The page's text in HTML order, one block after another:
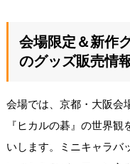
会場限定＆新作
のグッズ販売情
会場では、京都・大阪会
『ヒカルの碁』の世界
いします。ミニキャラバ